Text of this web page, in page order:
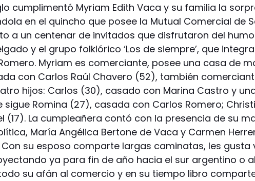
cumplimentó Myriam Edith Vaca y su familia la
en el quincho que posee la Mutual Comercial de
a un centenar de invitados que disfrutaron del
y el grupo folklórico ‘Los de siempre’, que
Myriam es comerciante, posee una casa de
con Carlos Raúl Chavero (52), también
hijos: Carlos (30), casado con Marina Castro y
sigue Romina (27), casada con Carlos Romero;
(17). La cumpleañera contó con la presencia de su
María Angélica Bertone de Vaca y Carmen
Con su esposo comparte largas caminatas, les gusta
ya para fin de año hacia el sur argentino o
su afán al comercio y en su tiempo libro